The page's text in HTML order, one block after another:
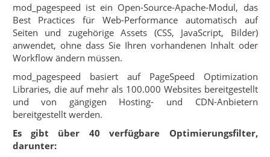
mod_pagespeed ist ein Open-Source-Apache-Modul, das
Best Practices für Web-Performance automatisch auf
Seiten und zugehörige Assets (CSS, JavaScript, Bilder)
anwendet, ohne dass Sie Ihren vorhandenen Inhalt oder
Workflow ändern müssen.
mod_pagespeed basiert auf PageSpeed Optimization
Libraries, die auf mehr als 100.000 Websites bereitgestellt
und von gängigen Hosting- und CDN-Anbietern
bereitgestellt werden.
Es gibt über 40 verfügbare Optimierungsfilter,
darunter: